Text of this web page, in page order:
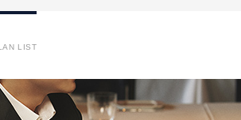
LIST
公式サイト